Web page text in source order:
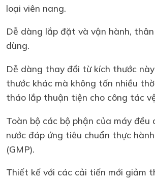
loại viên nang.
Dễ dàng lắp đặt và vận hành,
dùng.
Dễ dàng thay đổi từ kích thước
thước khác mà không tốn nhiều
tháo lắp thuận tiện cho công tác
Toàn bộ các bộ phận của máy đều
nước đáp ứng tiêu chuẩn thực
(GMP).
Thiết kế với các cải tiến mới giảm